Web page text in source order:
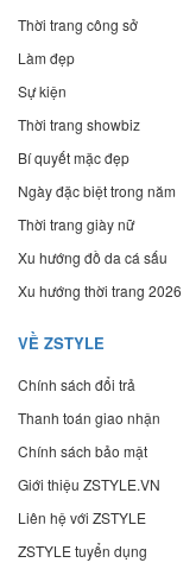
Thời trang công sở
Làm đẹp
Sự kiện
Thời trang showbiz
Bí quyết mặc đẹp
Ngày đặc biệt trong năm
Thời trang giày nữ
Xu hướng đồ da cá sấu
Xu hướng thời trang 2026
VỀ ZSTYLE
Chính sách đổi trả
Thanh toán giao nhận
Chính sách bảo mật
Giới thiệu ZSTYLE.VN
Liên hệ với ZSTYLE
ZSTYLE tuyển dụng